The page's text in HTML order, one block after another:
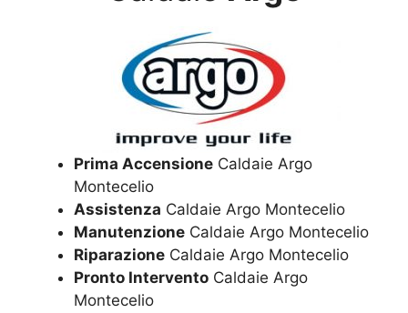
Prima Accensione Caldaie Argo
Montecelio
Assistenza Caldaie Argo Montecelio
Manutenzione Caldaie Argo Montecelio
Riparazione Caldaie Argo Montecelio
Pronto Intervento Caldaie Argo
Montecelio